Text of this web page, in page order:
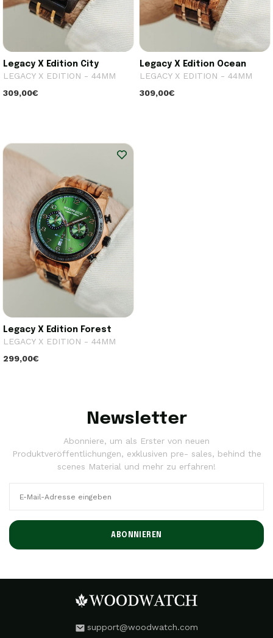
Legacy X Edition City
LEGACY X EDITION - 44MM
309,00€
Legacy X Edition Ocean
LEGACY X EDITION - 44MM
309,00€
Legacy X Edition Forest
LEGACY X EDITION - 44MM
299,00€
Newsletter
Abonniere, um als Erster von neuen
Produktveröffentlichungen, exklusiven pre- sales, behind the
scenes Material und mehr zu erfahren!
ABONNIEREN
support@woodwatch.com